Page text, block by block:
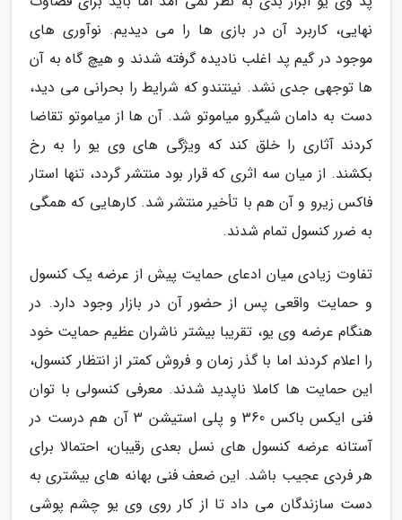
نهایی، کاربرد آن در بازی ها را می دیدیم. نوآوری های
موجود در گیم پد اغلب نادیده گرفته شدند و هیچ گاه به آن
ها توجهی جدی نشد. نینتندو که شرایط را بحرانی می دید،
دست به دامان شیگرو میاموتو شد. آن ها از میاموتو تقاضا
کردند آثاری را خلق کند که ویژگی های وی یو را به رخ
بکشند. از میان سه اثری که قرار بود منتشر گردد، تنها استار
فاکس زیرو و آن هم با تأخیر منتشر شد. کارهایی که همگی
به ضرر کنسول تمام شدند.
تفاوت زیادی میان ادعای حمایت پیش از عرضه یک کنسول
و حمایت واقعی پس از حضور آن در بازار وجود دارد. در
هنگام عرضه وی یو، تقریبا بیشتر ناشران عظیم حمایت خود
را اعلام کردند اما با گذر زمان و فروش کمتر از انتظار کنسول،
این حمایت ها کاملا ناپدید شدند. معرفی کنسولی با توان
فنی ایکس باکس 360 و پلی استیشن 3 آن هم درست در
آستانه عرضه کنسول های نسل بعدی رقیبان، احتمالا برای
هر فردی عجیب باشد. این ضعف فنی بهانه های بیشتری به
دست سازندگان می داد تا از کار روی وی یو چشم پوشی